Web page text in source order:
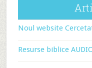
Noul website
Resurse biblice